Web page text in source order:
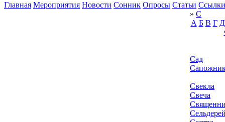
Главная Мероприятия Новости Сонник Опросы Статьи Ссылки
» С
А Б В Г Д
Сад
Свекла
Свеча